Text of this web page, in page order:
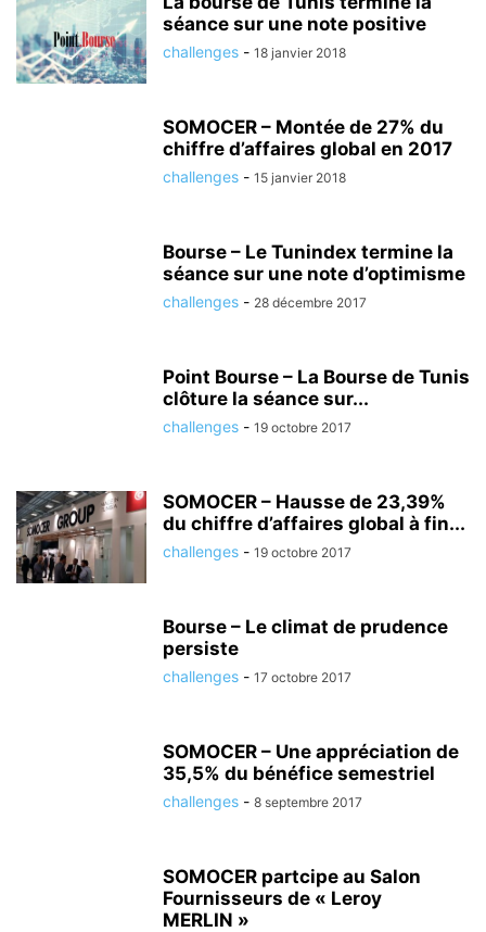
séance sur une note positive
challenges - 18 janvier 2018
SOMOCER – Montée de 27% du
chiffre d’affaires global en 2017
challenges - 15 janvier 2018
Bourse – Le Tunindex termine la
séance sur une note d’optimisme
challenges - 28 décembre 2017
Point Bourse – La Bourse de Tunis
clôture la séance sur...
challenges - 19 octobre 2017
SOMOCER – Hausse de 23,39%
du chiffre d’affaires global à fin...
challenges - 19 octobre 2017
Bourse – Le climat de prudence
persiste
challenges - 17 octobre 2017
SOMOCER – Une appréciation de
35,5% du bénéfice semestriel
challenges - 8 septembre 2017
SOMOCER partcipe au Salon
Fournisseurs de « Leroy
MERLIN »